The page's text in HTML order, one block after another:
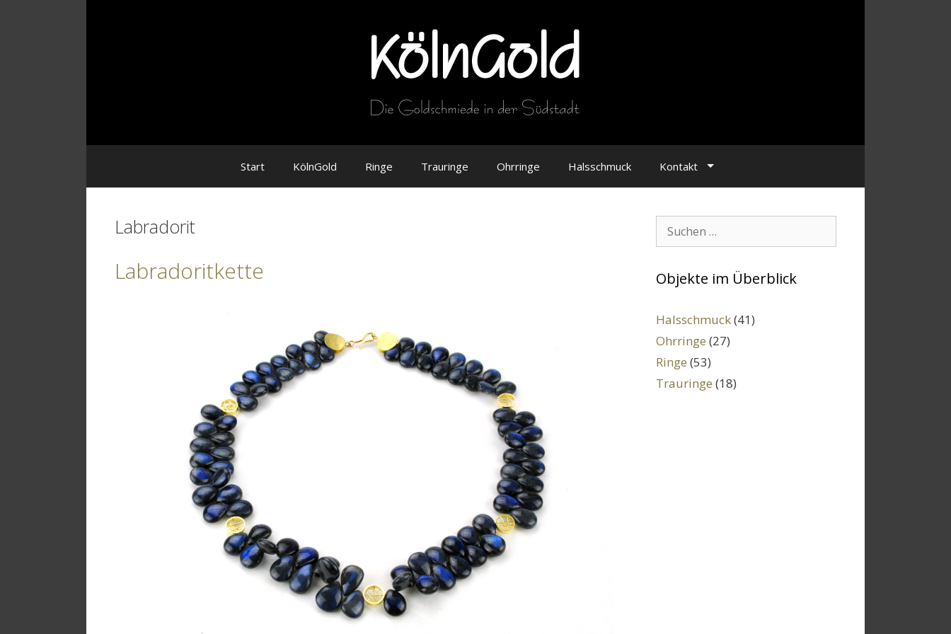
Start KölnGold Ringe Trauringe Ohrringe Halsschmuck Kontakt
Labradorit
Labradoritkette
Suchen:
Objekte im Überblick
Halsschmuck(41)
Ohrringe (27)
Ringe (53)
Trauringe (18)